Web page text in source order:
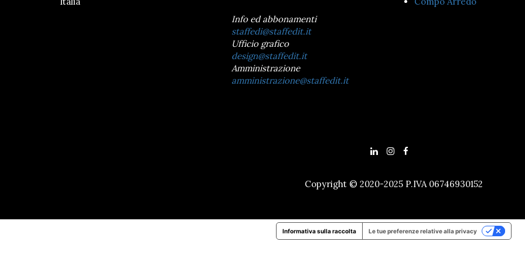
Info ed abbonamenti
staffedi@staffedit.it
Ufficio grafico
design@staffedit.it
Amministrazione
amministrazione@staffedit.it
Copyright © 2020-2025 P.IVA 06746930152
Informativa sulla raccolta Le tue preferenze relative alla privacy